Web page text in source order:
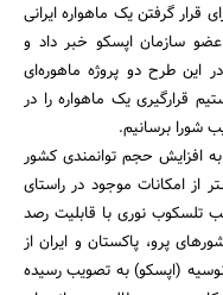
قرار گرفتن یک ماهواره ایرانی
سازمان اپسکو خبر داد و
طرح دو پروژه ماهوره‌ای
قرارگیری یک ماهواره را در
شورا برسانیم.
افزایش حجم توانمندی کشور
از امکانات موجود در راستای
تلسکوب نوری با قابلیت رصد
پرو، پاکستان و ایران از
(اپسکو) به تصویب رسیده